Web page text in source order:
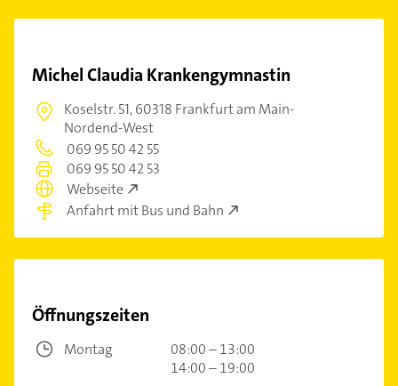
Michel Claudia Krankengymnastin
Koselstr. 51,60318 Frankfurt am Main-
Nordend-West
069 95 50 42 55
069 95 50 42 53
Webseite
Anfahrt mit Bus und Bahn
Öffnungszeiten
Montag
08:00 – 13:00
14:00 – 19:00